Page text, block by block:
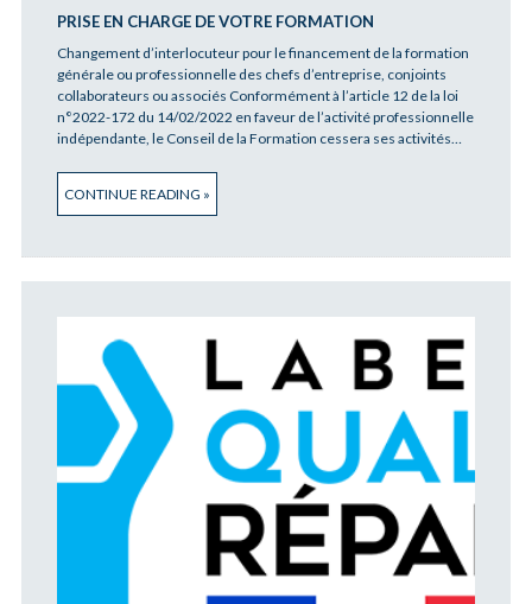
PRISE EN CHARGE DE VOTRE FORMATION
Changement d’interlocuteur pour le financement de la formation
générale ou professionnelle des chefs d’entreprise, conjoints
collaborateurs ou associés Conformément à l’article 12 de la loi
n°2022-172 du 14/02/2022 en faveur de l’activité professionnelle
indépendante, le Conseil de la Formation cessera ses activités…
CONTINUE READING »